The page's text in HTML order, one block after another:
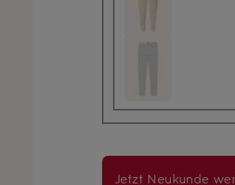
Jetzt Neukunde